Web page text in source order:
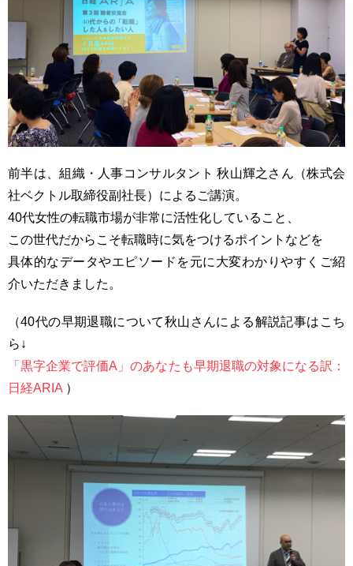
前半は、組織・人事コンサルタント 秋山輝之さん（株式会
社ベクトル取締役副社長）によるご講演。
40代女性の転職市場が非常に活性化していること、
この世代だからこそ転職時に気をつけるポイントなどを
具体的なデータやエピソードを元に大変わかりやすくご紹
介いただきました。
（40代の早期退職について秋山さんによる解説記事はこち
ら↓
「黒字企業で評価A」のあなたも早期退職の対象になる訳：
日経ARIA ）